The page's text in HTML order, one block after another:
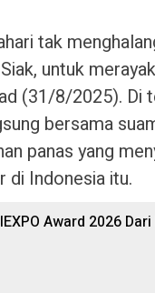
tak
untuk
(31/8/2025). Di
bersama
panas yang
di Indonesia itu.
Award 2026